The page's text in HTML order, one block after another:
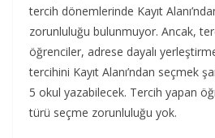
tercih dönemlerinde Kayıt
zorunluluğu bulunmuyor. Ancak,
öğrenciler, adrese dayalı
tercihini Kayıt Alanı’ndan seçmek
5 okul yazabilecek. Tercih yapan
türü seçme zorunluluğu yok.